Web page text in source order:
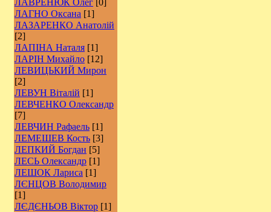
ЛАВРЕНЮК Олег [0]
ЛАГНО Оксана [1]
ЛАЗАРЕНКО Анатолій
[2]
ЛАПІНА Наталя [1]
ЛАРІН Михайло [12]
ЛЕВИЦЬКИЙ Мирон
[2]
ЛЕВУН Віталій [1]
ЛЕВЧЕНКО Олександр
[7]
ЛЕВЧИН Рафаель [1]
ЛЕМЕШЕВ Кость [3]
ЛЕПКИЙ Богдан [5]
ЛЕСЬ Олександр [1]
ЛЕШОК Лариса [1]
ЛЄНЦОВ Володимир
[1]
ЛЄДЄНЬОВ Віктор [1]